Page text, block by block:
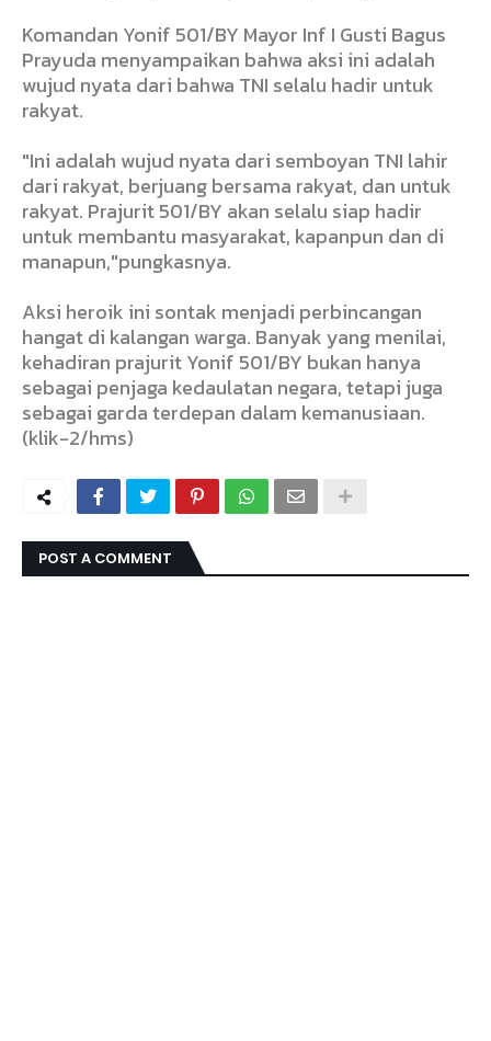
Komandan Yonif 501/BY Mayor Inf I Gusti Bagus
Prayuda menyampaikan bahwa aksi ini adalah
wujud nyata dari bahwa TNI selalu hadir untuk
rakyat.
"Ini adalah wujud nyata dari semboyan TNI lahir
dari rakyat, berjuang bersama rakyat, dan untuk
rakyat. Prajurit 501/BY akan selalu siap hadir
untuk membantu masyarakat, kapanpun dan di
manapun,"pungkasnya.
Aksi heroik ini sontak menjadi perbincangan
hangat di kalangan warga. Banyak yang menilai,
kehadiran prajurit Yonif 501/BY bukan hanya
sebagai penjaga kedaulatan negara, tetapi juga
sebagai garda terdepan dalam kemanusiaan.
(klik-2/hms)
POST A COMMENT